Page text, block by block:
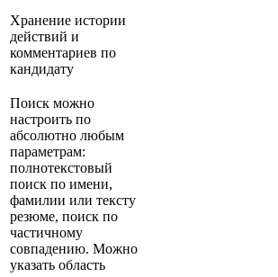
Хранение истории
действий и
комментариев по
кандидату
Поиск можно
настроить по
абсолютно любым
параметрам:
полнотекстовый
поиск по имени,
фамилии или тексту
резюме, поиск по
частичному
совпадению. Можно
указать область